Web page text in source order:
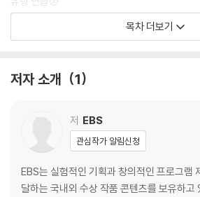
유형 연습③
03 화법
04 작문
유형 연습①
유형 연습②
목차 더보기
저자 소개 1
저 EBS
관심작가 알림신청
EBS는 실험적인 기획과 창의적인 프로그램
달하는 국내외 수상 작품 콘텐츠를 보유하고